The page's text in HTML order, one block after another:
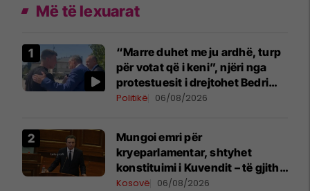
Më të lexuarat
“Marre duhet me ju ardhë, turp
për votat që i keni”, njëri nga
protestuesit i drejtohet Bedri
Hamzës
Politikë 06/08/2026
Mungoi emri për
kryeparlamentar, shtyhet
konstituimi i Kuvendit – të gjitha
detajet
Kosovë 06/08/2026